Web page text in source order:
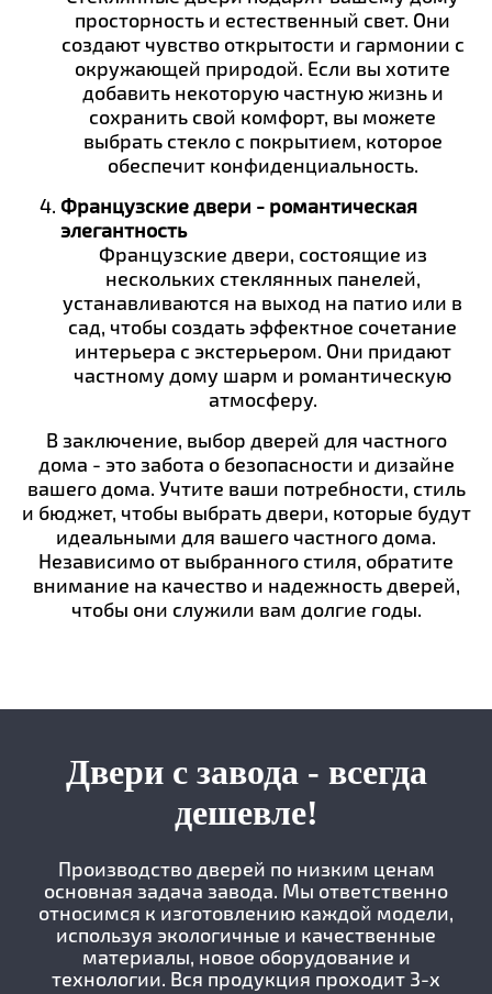
просторность и естественный свет. Они
создают чувство открытости и гармонии с
окружающей природой. Если вы хотите
добавить некоторую частную жизнь и
сохранить свой комфорт, вы можете
выбрать стекло с покрытием, которое
обеспечит конфиденциальность.
Французские двери - романтическая
элегантность
Французские двери, состоящие из
нескольких стеклянных панелей,
устанавливаются на выход на патио или в
сад, чтобы создать эффектное сочетание
интерьера с экстерьером. Они придают
частному дому шарм и романтическую
атмосферу.
В заключение, выбор дверей для частного
дома - это забота о безопасности и дизайне
вашего дома. Учтите ваши потребности, стиль
и бюджет, чтобы выбрать двери, которые будут
идеальными для вашего частного дома.
Независимо от выбранного стиля, обратите
внимание на качество и надежность дверей,
чтобы они служили вам долгие годы.
Двери с завода - всегда
дешевле!
Производство дверей по низким ценам
основная задача завода. Мы ответственно
относимся к изготовлению каждой модели,
используя экологичные и качественные
материалы, новое оборудование и
технологии. Вся продукция проходит 3-х